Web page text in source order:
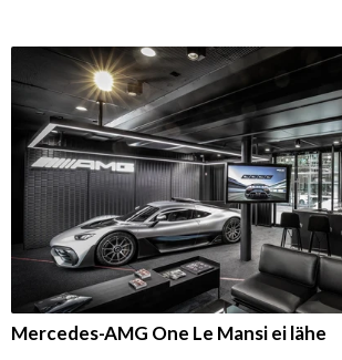
Mercedes-AMG One Le Mansi ei lähe